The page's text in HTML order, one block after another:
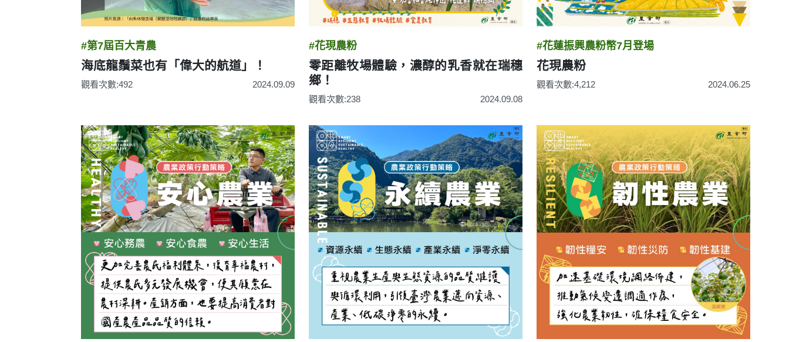
#第7屆百大青農
海底龍鬚菜也有「偉大的航道」！
觀看次數:492 2024.09.09
#花現農粉
零距離牧場體驗，濃醇的乳香就在瑞穗
鄉！
觀看次數:238 2024.09.08
#花蓮振興農粉幣7月登場
花現農粉
觀看次數:4,212 2024.06.25